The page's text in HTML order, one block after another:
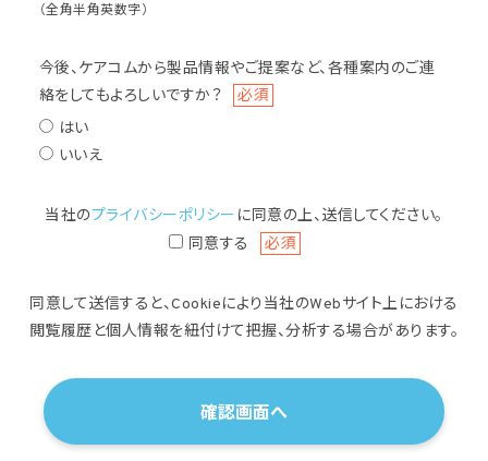
（全角半角英数字）
今後、ケアコムから製品情報やご提案など、各種案内のご連
絡をしてもよろしいですか？
必須
はい
いいえ
当社のプライバシーポリシー に同意の上、送信してください。
同意する
必須
同意して送信すると、Cookieにより当社のWebサイト上における
閲覧履歴と個人情報を紐付けて把握、分析する場合があります。